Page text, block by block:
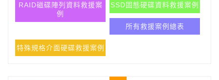
RAID磁碟陣列資料救援案
例
SSD固態硬碟資料救援案例
所有救援案例總表
特殊規格介面硬碟救援案例